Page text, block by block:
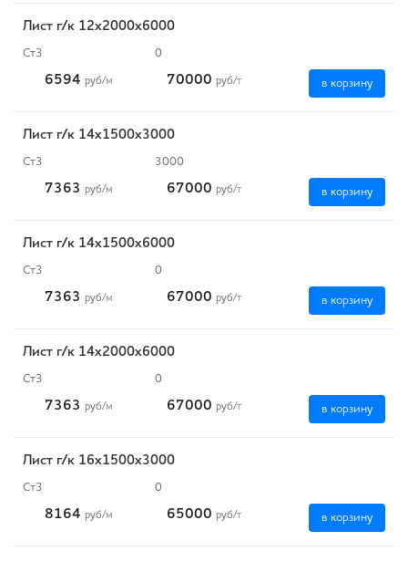
Лист г/к 12х2000х6000
Ст3 0
6594 руб/м 70000 руб/т в корзину
Лист г/к 14х1500х3000
Ст3 3000
7363 руб/м 67000 руб/т в корзину
Лист г/к 14х1500х6000
Ст3 0
7363 руб/м 67000 руб/т в корзину
Лист г/к 14х2000х6000
Ст3 0
7363 руб/м 67000 руб/т в корзину
Лист г/к 16х1500х3000
Ст3 0
8164 руб/м 65000 руб/т в корзину